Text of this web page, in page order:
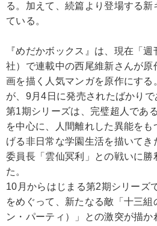
る。加えて、続篇より登場する
ている。
『めだかボックス』は、現在「
社）で連載中の西尾維新さんが原
画を描く人気マンガを原作にする
が、9月4日に発売されたばかりで
第1期シリーズは、完璧超人であ
を中心に、人間離れした異能を
げる非日常な学園生活を描いて
委員長「雲仙冥利」との戦いに勝
た。
10月からはじまる第2期シリーズ
をめぐって、新たなる敵「十三
ン・パーティ）」との激突が描